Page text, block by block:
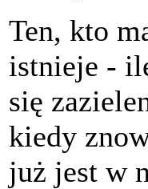
Ten, kto
istnieje -
się
kiedy
już jest w